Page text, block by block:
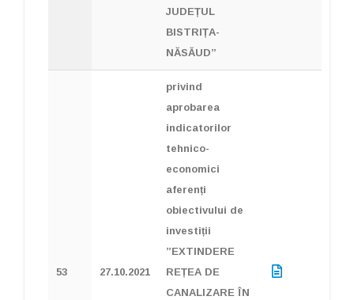
JUDEȚUL
BISTRIȚA-
NĂSĂUD”
53 27.10.2021
privind
aprobarea
indicatorilor
tehnico-
economici
aferenți
obiectivului de
investiții
”EXTINDERE
REȚEA DE
CANALIZARE ÎN